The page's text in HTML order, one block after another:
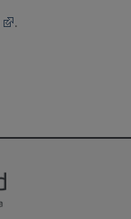
.